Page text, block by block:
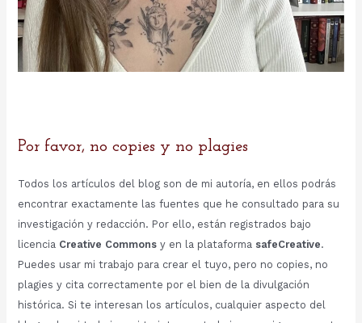
Por favor, no copies y no plagies
Todos los artículos del blog son de mi autoría, en ellos podrás
encontrar exactamente las fuentes que he consultado para su
investigación y redacción. Por ello, están registrados bajo
licencia Creative Commonsy en la plataforma safeCreative.
Puedes usar mi trabajo para crear el tuyo, pero no copies, no
plagies y cita correctamente por el bien de la divulgación
histórica. Si te interesan los artículos, cualquier aspecto del